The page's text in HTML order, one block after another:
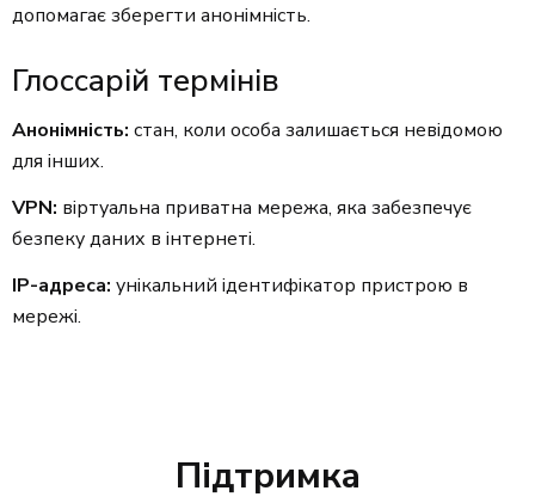
допомагає зберегти анонімність.
Глоссарій термінів
Анонімність: стан, коли особа залишається невідомою
для інших.
VPN: віртуальна приватна мережа, яка забезпечує
безпеку даних в інтернеті.
IP-адреса: унікальний ідентифікатор пристрою в
мережі.
Підтримка